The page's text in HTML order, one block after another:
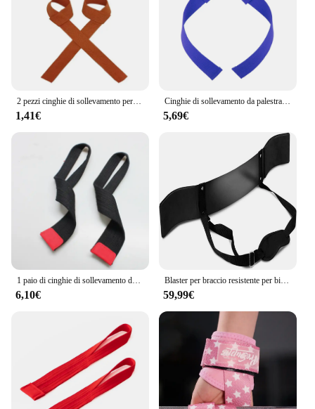
2 pezzi cinghie di sollevamento per palestra sollevamento pesi cintura da polso guanti da bodybuilding per donna uomo fitness crossfit bilancieri power sport
1,41€
Cinghie di sollevamento da palestra guanti da Fitness fasce per le mani antiscivolo supporto per il polso per sollevamento pesi bilancieri Crossfit Fitness Powerlifting
5,69€
1 paio di cinghie di sollevamento da palestra sollevamento pesi cintura da polso guanti da bodybuilding per donna uomo fitness crossfit bilancieri power sport
6,10€
Blaster per braccio resistente per bicipiti e tricipiti, supporto per arricciatura per bicipiti isolatore per costruttore muscolare, manubri forti per forti
59,99€